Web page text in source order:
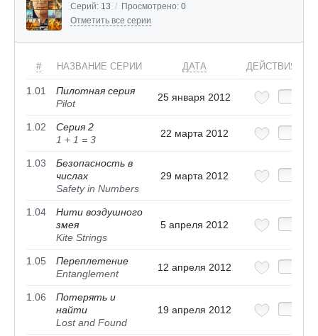
Серий: 13 / Просмотрено: 0
Отметить все серии
# НАЗВАНИЕ СЕРИИ ДАТА ДЕЙСТВИЯ
1.01
Пилотная серия
Pilot
25 января 2012
1.02
Серия 2
1 + 1 = 3
22 марта 2012
1.03
Безопасность в
числах
Safety in Numbers
29 марта 2012
1.04
Нити воздушного
змея
Kite Strings
5 апреля 2012
1.05
Переплетение
Entanglement
12 апреля 2012
1.06
Потерять и
найти
Lost and Found
19 апреля 2012